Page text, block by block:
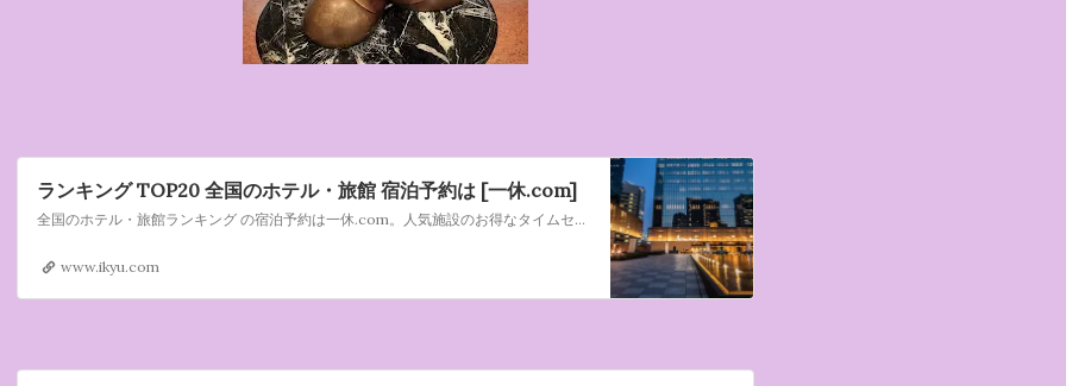
ランキング TOP20 全国のホテル・旅館 宿泊予約は [一休.com]
全国のホテル・旅館ランキング の宿泊予約は一休.com。人気施設のお得なタイムセール・プライベートセールなどのスペシャルオファーも充実。厳選旅館・ホテルで贅沢な国内旅行をお楽しみください。
www.ikyu.com